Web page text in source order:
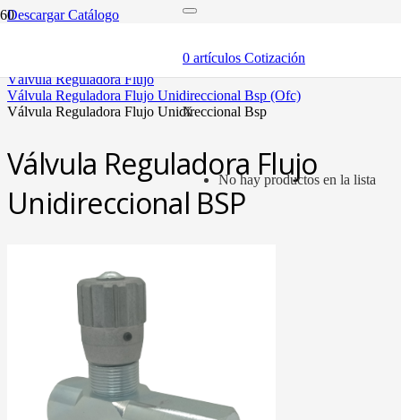
0 artículos Cotización
X
No hay productos en la lista
Descargar Catálogo
válvula reguladora flujo
válvula reguladora flujo unidireccional bsp (ofc)
válvula reguladora flujo unidireccional bsp
Válvula Reguladora Flujo
Unidireccional BSP